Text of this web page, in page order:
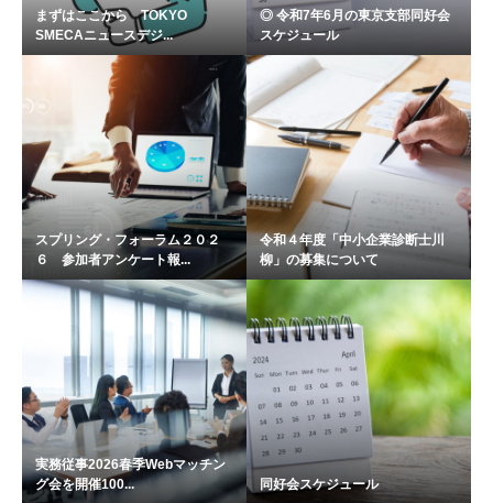
まずはここから TOKYO
SMECAニュースデジ...
◎ 令和7年6月の東京支部同好会
スケジュール
スプリング・フォーラム２０２
６ 参加者アンケート報...
令和４年度「中小企業診断士川
柳」の募集について
実務従事2026春季Webマッチン
グ会を開催100...
同好会スケジュール